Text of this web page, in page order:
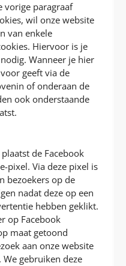
vorige paragraaf
wil onze website
van enkele
Hiervoor is je
Wanneer je hier
geeft via de
of onderaan de
ook onderstaande
de Facebook
pixel. Via deze pixel is
bezoekers op de
nadat deze op een
hebben geklikt.
op Facebook
maat getoond
aan onze website
We gebruiken deze